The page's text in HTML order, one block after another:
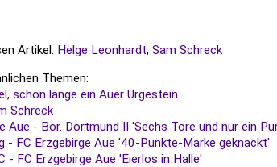
Artikel: Helge Leonhardt, Sam Schreck
Themen:
schon lange ein Auer Urgestein
Schreck
Aue - Bor. Dortmund II 'Sechs Tore und nur ein
- FC Erzgebirge Aue '40-Punkte-Marke geknackt'
- FC Erzgebirge Aue 'Eierlos in Halle'